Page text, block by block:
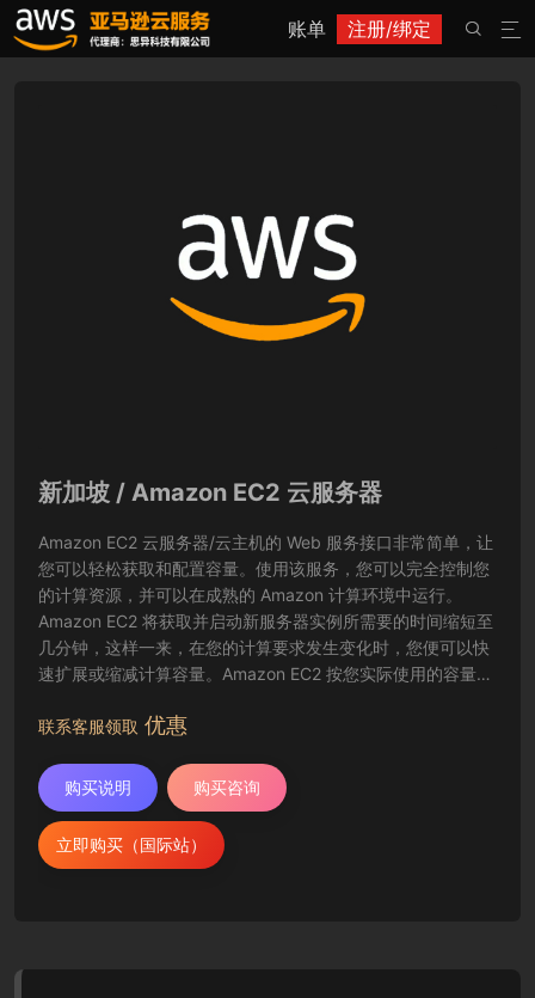
账单 注册/绑定 

新加坡 / Amazon EC2 云服务器
Amazon EC2 云服务器/云主机的 Web 服务接口非常简单，让
您可以轻松获取和配置容量。使用该服务，您可以完全控制您
的计算资源，并可以在成熟的 Amazon 计算环境中运行。
Amazon EC2 将获取并启动新服务器实例所需要的时间缩短至
几分钟，这样一来，在您的计算要求发生变化时，您便可以快
速扩展或缩减计算容量。Amazon EC2 按您实际使用的容量收
开发人员提供了创建故障恢复应用程序以及排除常见故障情况
联系客服领取 优惠
购买说明 购买咨询
立即购买（国际站）